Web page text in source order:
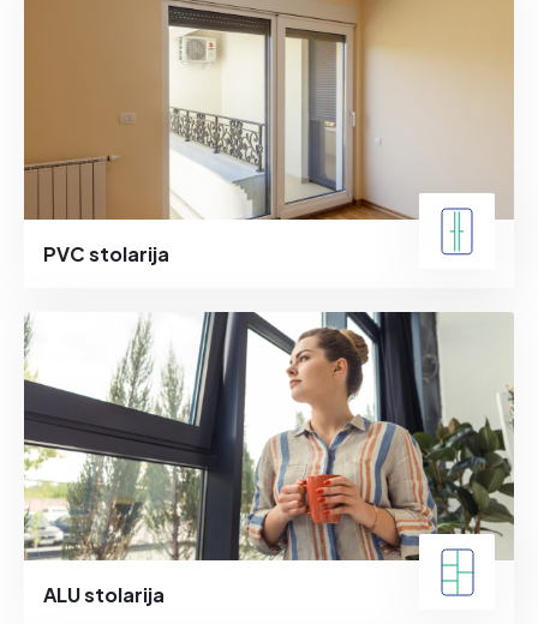
PVC stolarija
ALU stolarija